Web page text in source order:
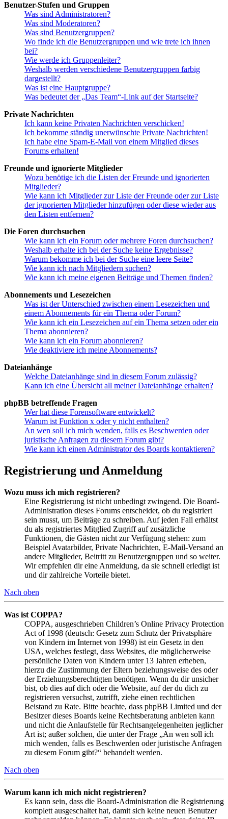
Benutzer-Stufen und Gruppen
Was sind Administratoren?
Was sind Moderatoren?
Was sind Benutzergruppen?
Wo finde ich die Benutzergruppen und wie trete ich ihnen
bei?
Wie werde ich Gruppenleiter?
Weshalb werden verschiedene Benutzergruppen farbig
dargestellt?
Was ist eine Hauptgruppe?
Was bedeutet der „Das Team“-Link auf der Startseite?
Private Nachrichten
Ich kann keine Privaten Nachrichten verschicken!
Ich bekomme ständig unerwünschte Private Nachrichten!
Ich habe eine Spam-E-Mail von einem Mitglied dieses
Forums erhalten!
Freunde und ignorierte Mitglieder
Wozu benötige ich die Listen der Freunde und ignorierten
Mitglieder?
Wie kann ich Mitglieder zur Liste der Freunde oder zur Liste
der ignorierten Mitglieder hinzufügen oder diese wieder aus
den Listen entfernen?
Die Foren durchsuchen
Wie kann ich ein Forum oder mehrere Foren durchsuchen?
Weshalb erhalte ich bei der Suche keine Ergebnisse?
Warum bekomme ich bei der Suche eine leere Seite?
Wie kann ich nach Mitgliedern suchen?
Wie kann ich meine eigenen Beiträge und Themen finden?
Abonnements und Lesezeichen
Was ist der Unterschied zwischen einem Lesezeichen und
einem Abonnements für ein Thema oder Forum?
Wie kann ich ein Lesezeichen auf ein Thema setzen oder ein
Thema abonnieren?
Wie kann ich ein Forum abonnieren?
Wie deaktiviere ich meine Abonnements?
Dateianhänge
Welche Dateianhänge sind in diesem Forum zulässig?
Kann ich eine Übersicht all meiner Dateianhänge erhalten?
phpBB betreffende Fragen
Wer hat diese Forensoftware entwickelt?
Warum ist Funktion x oder y nicht enthalten?
An wen soll ich mich wenden, falls es Beschwerden oder
juristische Anfragen zu diesem Forum gibt?
Wie kann ich einen Administrator des Boards kontaktieren?
Registrierung und Anmeldung
Wozu muss ich mich registrieren?
Eine Registrierung ist nicht unbedingt zwingend. Die Board-
Administration dieses Forums entscheidet, ob du registriert
sein musst, um Beiträge zu schreiben. Auf jeden Fall erhältst
du als registriertes Mitglied Zugriff auf zusätzliche
Funktionen, die Gästen nicht zur Verfügung stehen: zum
Beispiel Avatarbilder, Private Nachrichten, E-Mail-Versand an
andere Mitglieder, Beitritt zu Benutzergruppen und so weiter.
Wir empfehlen dir eine Anmeldung, da sie schnell erledigt ist
und dir zahlreiche Vorteile bietet.
Nach oben
Was ist COPPA?
COPPA, ausgeschrieben Children’s Online Privacy Protection
Act of 1998 (deutsch: Gesetz zum Schutz der Privatsphäre
von Kindern im Internet von 1998) ist ein Gesetz in den
USA, welches festlegt, dass Websites, die möglicherweise
persönliche Daten von Kindern unter 13 Jahren erheben,
hierzu die Zustimmung der Eltern beziehungsweise des oder
der Erziehungsberechtigten benötigen. Wenn du dir unsicher
bist, ob dies auf dich oder die Website, auf der du dich zu
registrieren versuchst, zutrifft, ziehe einen rechtlichen
Beistand zu Rate. Bitte beachte, dass phpBB Limited und der
Besitzer dieses Boards keine Rechtsberatung anbieten kann
und nicht die Anlaufstelle für Rechtsangelegenheiten jeglicher
Art ist; außer solchen, die unter der Frage „An wen soll ich
mich wenden, falls es Beschwerden oder juristische Anfragen
zu diesem Forum gibt?“ behandelt werden.
Nach oben
Warum kann ich mich nicht registrieren?
Es kann sein, dass die Board-Administration die Registrierung
komplett ausgeschaltet hat, damit sich keine neuen Benutzer